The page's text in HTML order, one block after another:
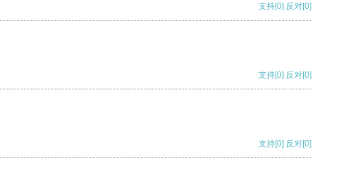
支持[0] 反对[0]
支持[0] 反对[0]
支持[0] 反对[0]